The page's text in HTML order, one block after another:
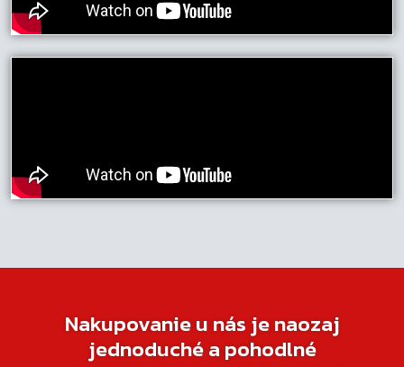
Nakupovanie u nás je naozaj
jednoduché a pohodlné